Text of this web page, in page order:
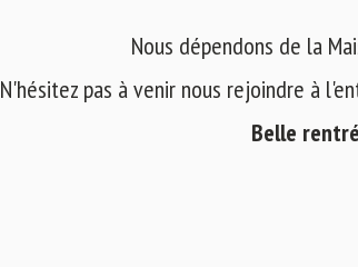
Nous dépendons de la
N'hésitez pas à venir nous rejoindre à
Belle